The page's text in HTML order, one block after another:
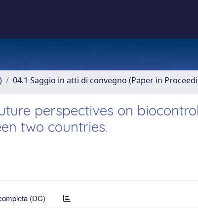
04.1 Saggio in atti di convegno (Paper in
perspectives on
two countries.
(DC)